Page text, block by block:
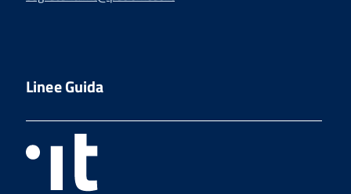
Linee Guida